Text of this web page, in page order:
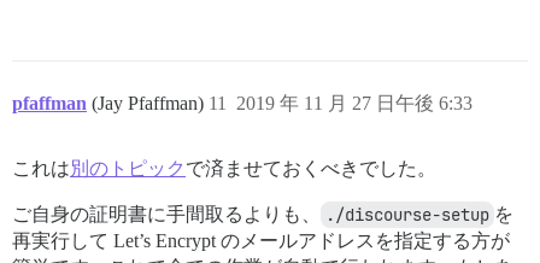
pfaffman (Jay Pfaffman) 2019 年 11 月 27 日午後 6:33
11
これは別のトピック で済ませておくべきでした。
ご自身の証明書に手間取るよりも、 ./discourse-setup を
再実行して Let’s Encrypt のメールアドレスを指定する方が